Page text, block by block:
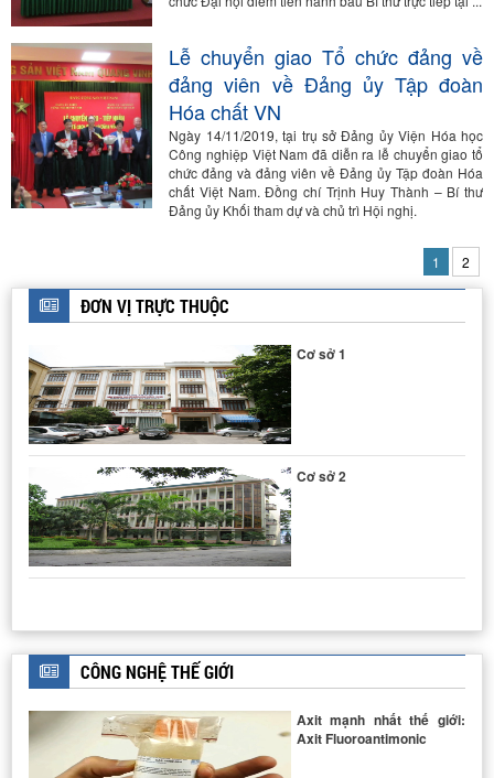
Lễ chuyển giao Tổ chức đảng về
đảng viên về Đảng ủy Tập đoàn
Hóa chất VN
Ngày 14/11/2019, tại trụ sở Đảng ủy Viện Hóa học
Công nghiệp Việt Nam đã diễn ra lễ chuyển giao tổ
chức đảng và đảng viên về Đảng ủy Tập đoàn Hóa
chất Việt Nam. Đồng chí Trịnh Huy Thành – Bí thư
Đảng ủy Khối tham dự và chủ trì Hội nghị.
1 2
ĐƠN VỊ TRỰC THUỘC
Cơ sở 1
Cơ sở 2
CÔNG NGHỆ THẾ GIỚI
Axit mạnh nhất thế giới:
Axit Fluoroantimonic
HỆ PHẢN ỨNG PHA LỎNG ÁP SUẤT CAO
HỆ THIẾT BỊ PHẢN ỨNG BAP HA
THIẾT BỊ ĐẲNG NHIỆT HẤP PHỤ - GIẢI HẤP PHỤ N2